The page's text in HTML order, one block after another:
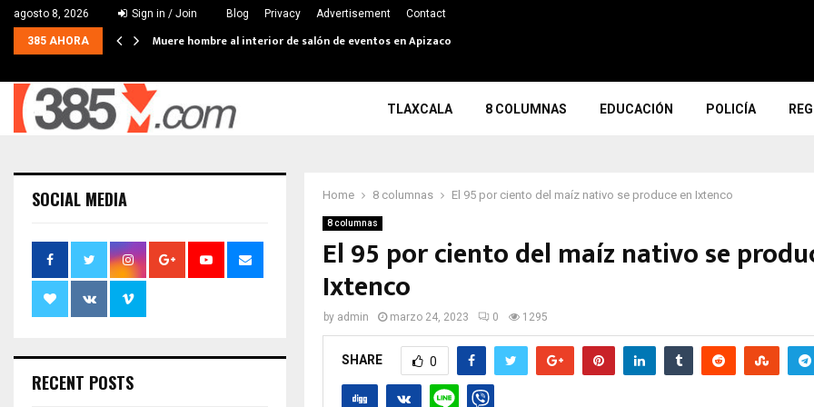
agosto 8, 2026 Sign in / Join Blog Privacy Advertisement Contact
385 AHORA Muere hombre al interior de salón de eventos en Apizaco
TLAXCALA 8 COLUMNAS EDUCACIÓN POLICÍA
Home 8 columnas El 95 por ciento del maíz nativo se produce en Ixtenco
8 columnas
El 95 por ciento del maíz nativo se
Ixtenco
by admin marzo 24, 2023 0 1295
SHARE 0
SOCIAL MEDIA
RECENT POSTS